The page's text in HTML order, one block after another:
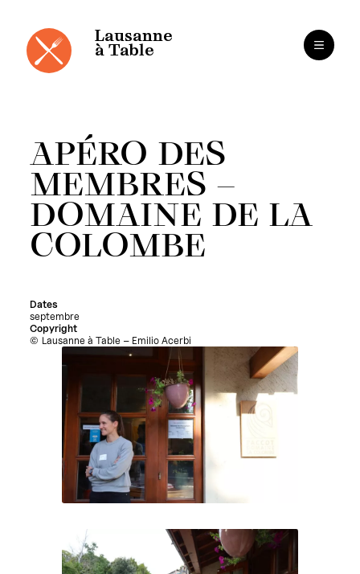
contenu
Lausanne
à Table
APÉRO DES
MEMBRES –
DOMAINE DE LA
COLOMBE
Dates
septembre
Copyright
Lausanne à Table – Emilio Acerbi